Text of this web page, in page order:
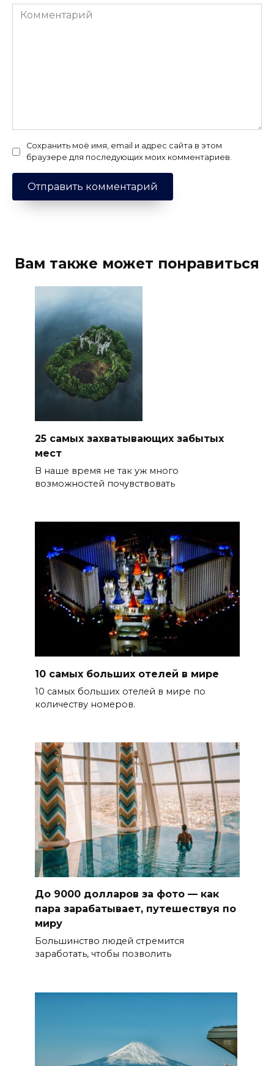
Комментарий
Сохранить моё имя, email и адрес сайта в этом
браузере для последующих моих комментариев.
Вам также может понравиться
25 самых захватывающих забытых
мест
В наше время не так уж много
возможностей почувствовать
10 самых больших отелей в мире
10 самых больших отелей в мире по
количеству номеров.
До 9000 долларов за фото — как
пара зарабатывает, путешествуя по
миру
Большинство людей стремится
заработать, чтобы позволить